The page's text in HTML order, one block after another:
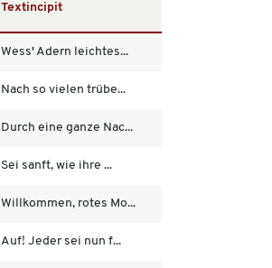
Textincipit
Wess' Adern leichtes...
Nach so vielen trübe...
Durch eine ganze Nac...
Sei sanft, wie ihre ...
Willkommen, rotes Mo...
Auf! Jeder sei nun f...